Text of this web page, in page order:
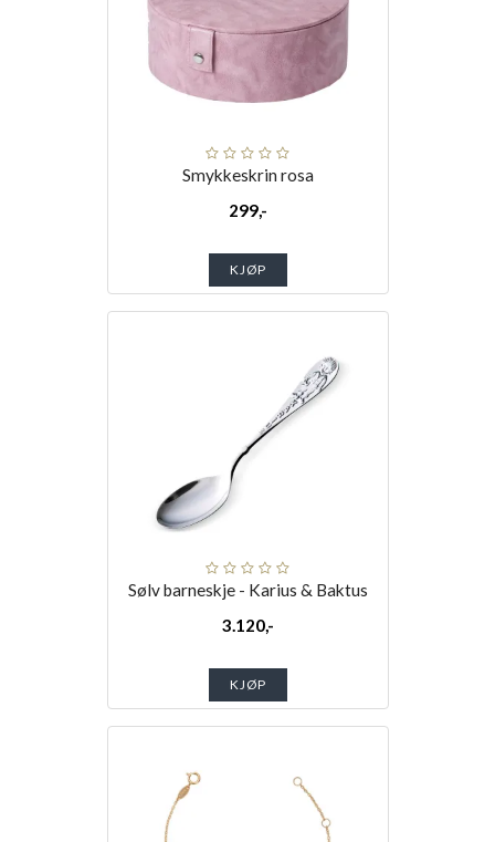
Smykkeskrin rosa
299,-
KJØP
Sølv barneskje - Karius & Baktus
3.120,-
KJØP